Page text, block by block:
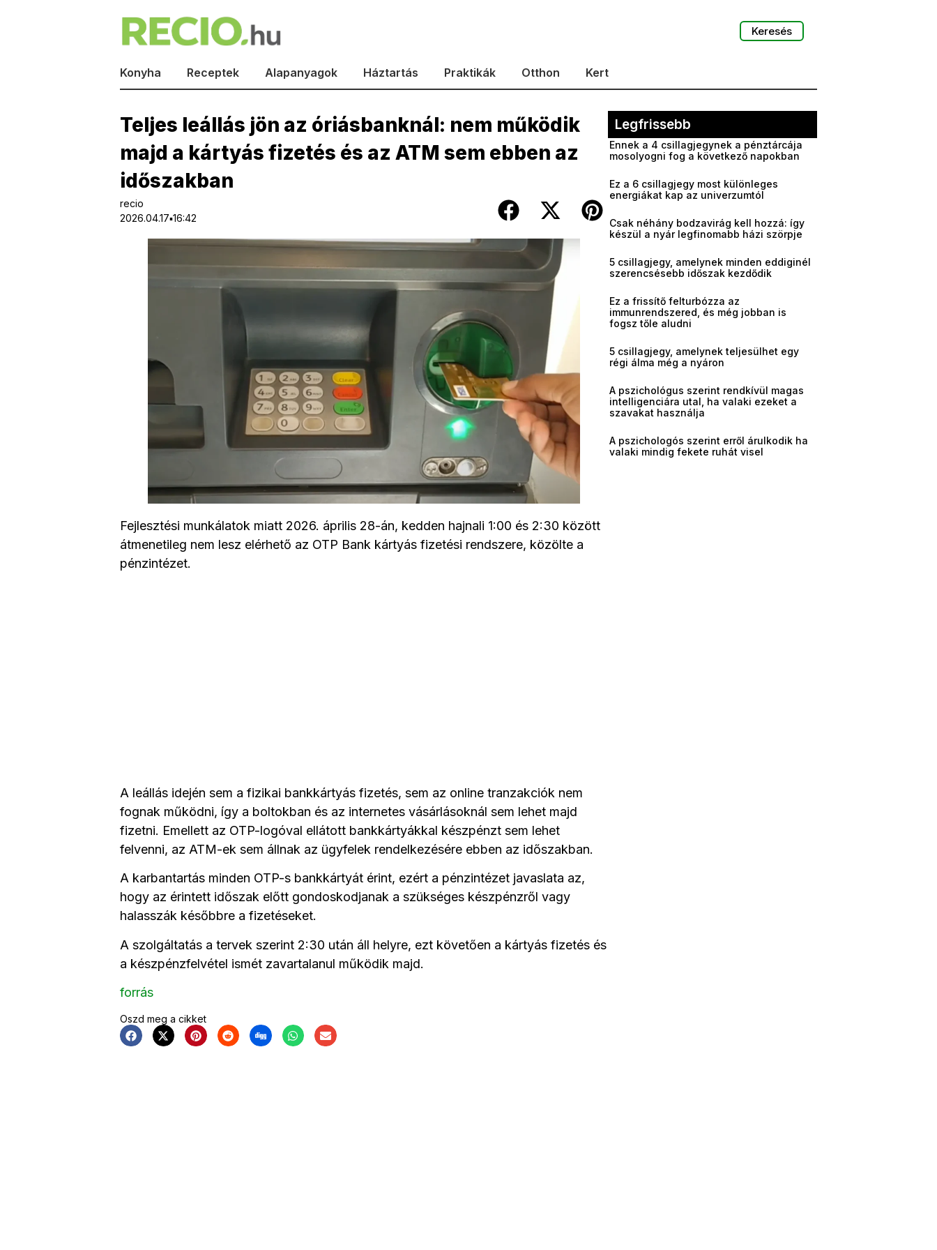
Keresés
Konyha Receptek Alapanyagok Háztartás Praktikák Otthon Kert
Teljes leállás jön az óriásbanknál: nem működik
majd a kártyás fizetés és az ATM sem ebben az
időszakban
recio
2026.04.17▪16:42
Fejlesztési munkálatok miatt 2026. április 28-án, kedden hajnali 1:00 és 2:30 között
átmenetileg nem lesz elérhető az OTP Bank kártyás fizetési rendszere, közölte a
pénzintézet.
A leállás idején sem a fizikai bankkártyás fizetés, sem az online tranzakciók nem
fognak működni, így a boltokban és az internetes vásárlásoknál sem lehet majd
fizetni. Emellett az OTP-logóval ellátott bankkártyákkal készpénzt sem lehet
felvenni, az ATM-ek sem állnak az ügyfelek rendelkezésére ebben az időszakban.
A karbantartás minden OTP-s bankkártyát érint, ezért a pénzintézet javaslata az,
hogy az érintett időszak előtt gondoskodjanak a szükséges készpénzről vagy
halasszák későbbre a fizetéseket.
A szolgáltatás a tervek szerint 2:30 után áll helyre, ezt követően a kártyás fizetés és
a készpénzfelvétel ismét zavartalanul működik majd.
forrás
Oszd meg a cikket
Legfrissebb
Ennek a 4 csillagjegynek a pénztárcája
mosolyogni fog a következő napokban
Ez a 6 csillagjegy most különleges
energiákat kap az univerzumtól
Csak néhány bodzavirág kell hozzá: így
készül a nyár legfinomabb házi szörpje
5 csillagjegy, amelynek minden eddiginél
szerencsésebb időszak kezdődik
Ez a frissítő felturbózza az
immunrendszered, és még jobban is
fogsz tőle aludni
5 csillagjegy, amelynek teljesülhet egy
régi álma még a nyáron
A pszichológus szerint rendkívül magas
intelligenciára utal, ha valaki ezeket a
szavakat használja
A pszichologós szerint erről árulkodik ha
valaki mindig fekete ruhát visel